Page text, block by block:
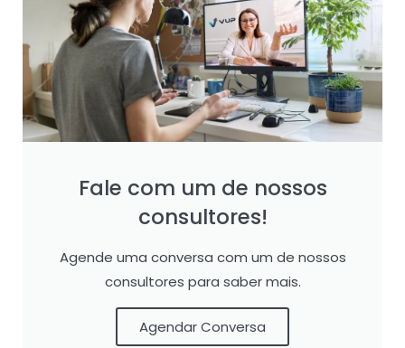
Fale com um de nossos
consultores!
Agende uma conversa com um de nossos
consultores para saber mais.
Agendar Conversa